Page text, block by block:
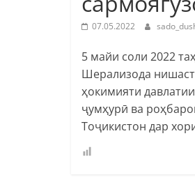
07.05.2022
5 майи соли 2022
Шерализода
ҳокимияти
ҷумҳурӣ ва
Тоҷикистон дар